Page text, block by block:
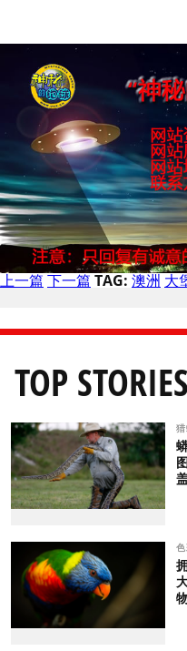
上一篇 下一篇 TAG: 澳洲 大
TOP STORIES